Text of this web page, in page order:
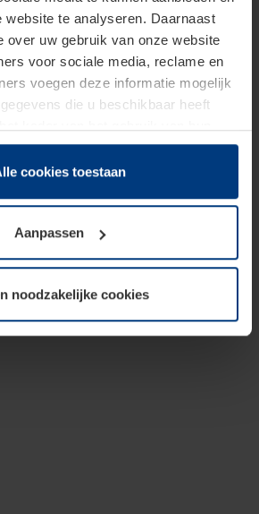
website te analyseren. Daarnaast
over uw gebruik van onze website
voor sociale media, reclame en
voegen deze informatie mogelijk
die u beschikbaar heeft
verzameld.
om cookies op uw computer
noodzakelijk is. Voor alle andere
toestemming vereist. Uw
op elk moment bij de uitleg van de
cookies toestaan
Aanpassen
noodzakelijke cookies